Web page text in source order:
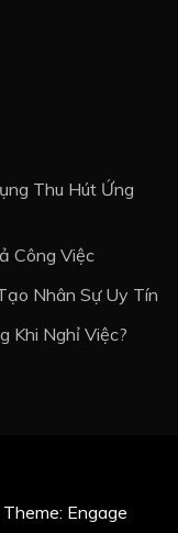
Thu Hút Ứng
Công Việc
Nhân Sự Uy Tín
Khi Nghỉ Việc?
Theme: Engage